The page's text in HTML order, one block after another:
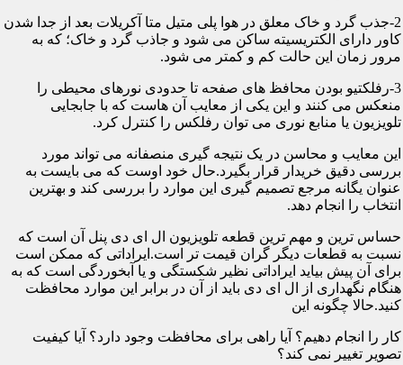
2-جذب گرد و خاک معلق در هوا پلی متیل متا آکریلات بعد از جدا شدن
کاور دارای الکتریسیته ساکن می شود و جاذب گرد و خاک؛ که به
مرور زمان این حالت کم و کمتر می شود.
3-رفلکتیو بودن محافظ های صفحه تا حدودی نورهای محیطی را
منعکس می کنند و این یکی از معایب آن هاست که با جابجایی
تلویزیون یا منابع نوری می توان رفلکس را کنترل کرد.
این معایب و محاسن در یک نتیجه گیری منصفانه می تواند مورد
بررسی دقیق خریدار قرار بگیرد.حال خود اوست که می بایست به
عنوان یگانه مرجع تصمیم گیری این موارد را بررسی کند و بهترین
انتخاب را انجام دهد.
حساس ترین و مهم ترین قطعه تلویزیون ال ای دی پنل آن است که
نسبت به قطعات دیگر گران قیمت تر است.ایراداتی که ممکن است
برای آن پیش بیاید ایراداتی نظیر شکستگی و یا آبخوردگی است که به
هنگام نگهداری از ال ای دی باید از آن در برابر این موارد محافظت
کنید.حالا چگونه این
کار را انجام دهیم؟ آیا راهی برای محافظت وجود دارد؟ آیا کیفیت
تصویر تغییر نمی کند؟